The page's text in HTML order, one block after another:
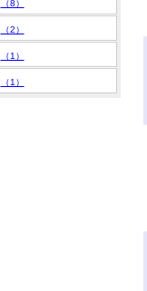
（8）
（2）
（1）
（1）